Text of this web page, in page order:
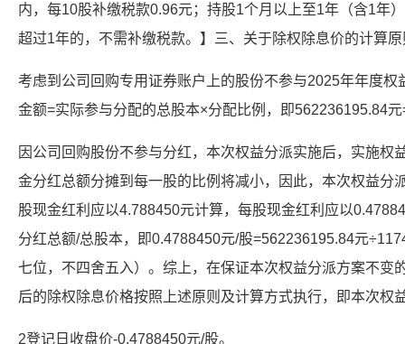
内，每10股补缴税款0.96元；持股1个月以上至1年（含1年
超过1年的，不需补缴税款。】三、关于除权除息价的计算
考虑到公司回购专用证券账户上的股份不参与2025年年度
金额=实际参与分配的总股本×分配比例，即562236195.84
因公司回购股份不参与分红，本次权益分派实施后，实施权
金分红总额分摊到每一股的比例将减小，因此，本次权益分
股现金红利应以4.788450元计算，每股现金红利应以
分红总额/总股本，即0.4788450元/股=562236195.84元
七位，不四舍五入）。综上，在保证本次权益分派方案不变
后的除权除息价格按照上述原则及计算方式执行，即本次权
2登记日收盘价-0.4788450元/股。